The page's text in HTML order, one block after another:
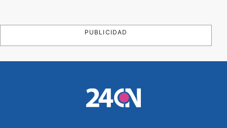
PUBLICIDAD